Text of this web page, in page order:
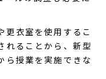
更衣室を使用するこ
れることから、新型
ら授業を実施できな